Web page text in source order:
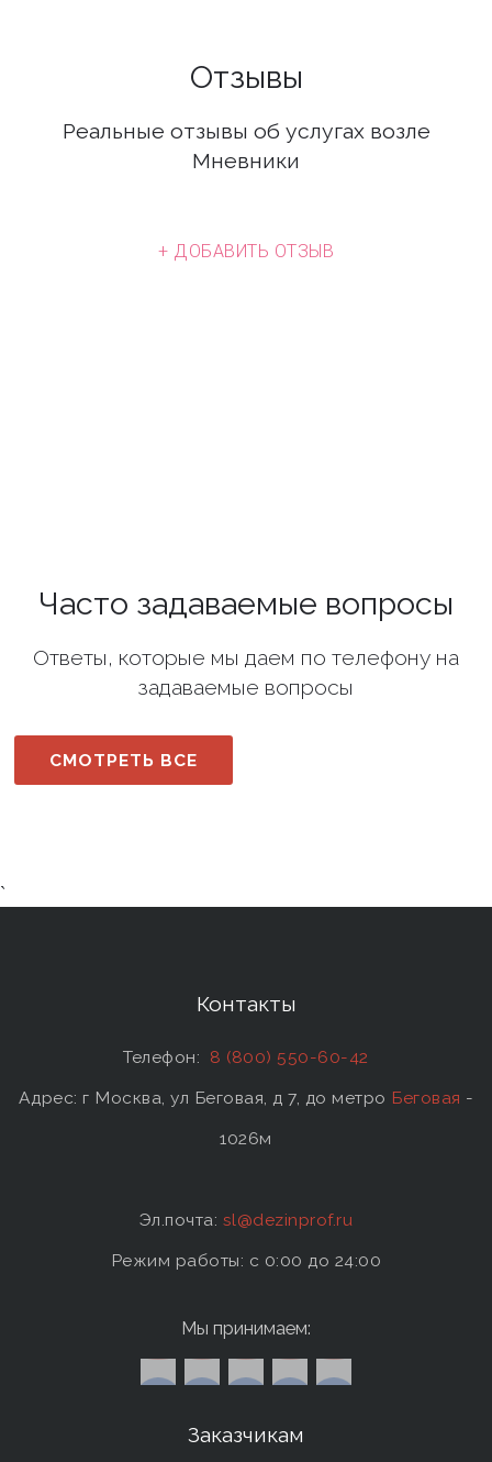
Отзывы
Реальные отзывы об услугах возле
Мневники
+ ДОБАВИТЬ ОТЗЫВ
Часто задаваемые вопросы
Ответы, которые мы даем по телефону на
задаваемые вопросы
СМОТРЕТЬ ВСЕ
`
Контакты
Телефон: 8 (800) 550-60-42
Адрес: г Москва, ул Беговая, д 7, до метро Беговая -
1026м
Эл.почта: sl@dezinprof.ru
Режим работы: c 0:00 до 24:00
Мы принимаем:
Заказчикам